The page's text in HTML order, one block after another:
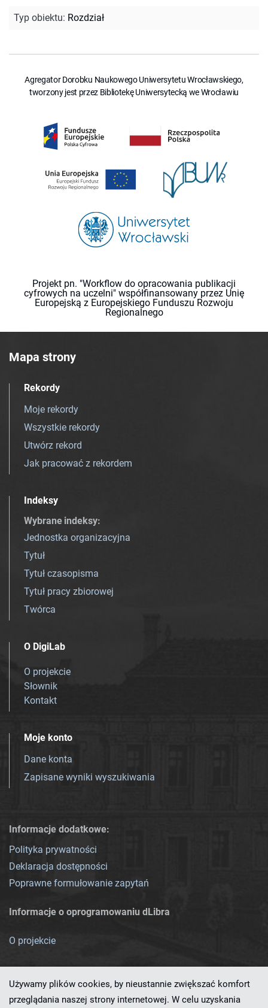
Typ obiektu: Rozdział
Agregator Dorobku Naukowego Uniwersytetu Wrocławskiego,
tworzony jest przez Bibliotekę Uniwersytecką we Wrocławiu
Projekt pn. "Workflow do opracowania publikacji
cyfrowych na uczelni" współfinansowany przez Unię
Europejską z Europejskiego Funduszu Rozwoju
Regionalnego
Mapa strony
Rekordy
Moje rekordy
Wszystkie rekordy
Utwórz rekord
Jak pracować z rekordem
Indeksy
Wybrane indeksy:
Jednostka organizacyjna
Tytuł
Tytuł czasopisma
Tytuł pracy zbiorowej
Twórca
O DigiLab
O projekcie
Słownik
Kontakt
Moje konto
Dane konta
Zapisane wyniki wyszukiwania
Informacje dodatkowe:
Polityka prywatności
Deklaracja dostępności
Poprawne formułowanie zapytań
Informacje o oprogramowaniu dLibra
O projekcie
Używamy plików cookies, by nieustannie zwiększać komfort
przeglądania naszej strony internetowej. W celu uzyskania